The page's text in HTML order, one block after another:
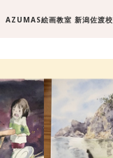
AZUMAS絵画教室 新潟佐渡校